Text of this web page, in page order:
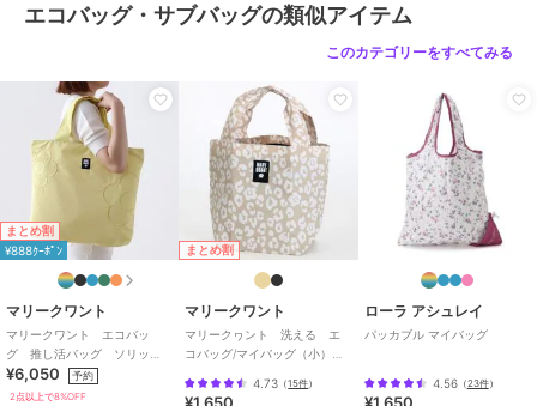
エコバッグ・サブバッグの類似アイテム
このカテゴリーをすべてみる
まとめ割
¥888ｸｰﾎﾟﾝ
マリークワント
マリークワント エコバッ
グ 推し活バッグ ソリッ
ド 【MARY QUANT】
¥6,050 予約
2点以上で8%OFF
まとめ割
マリークワント
マリークヮント 洗える エ
コバッグ/マイバッグ（小）レ
4.73 （15件）
¥1,650
ローラ アシュレイ
パッカブル マイバッグ
4.56（23件）
¥1,650